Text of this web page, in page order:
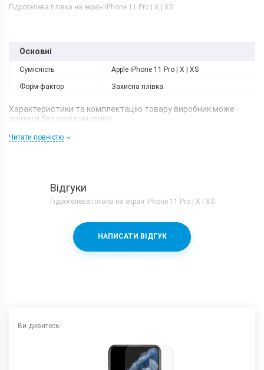
Гідрогелева плівка на екран iPhone 11 Pro | X | XS
Основні
Сумісність Apple iPhone 11 Pro | X | XS
Форм-фактор Захисна плівка
Характеристики та комплектацію товару виробник може
змінити без повідомлення.
Читати повністю
Відгуки
Гідрогелева плівка на екран iPhone 11 Pro | X | XS
НАПИСАТИ ВІДГУК
Ви дивитесь: